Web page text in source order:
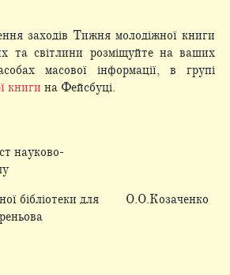
заходів Тижня молодіжної книги
та світлини розміщуйте на ваших
масової інформації, в групі
книги на Фейсбуці.
науково-
бібліотеки для
О.О.Козаченко